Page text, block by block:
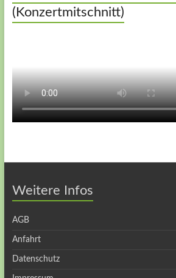
(Konzertmitschnitt)
Weitere Infos
AGB
Anfahrt
Datenschutz